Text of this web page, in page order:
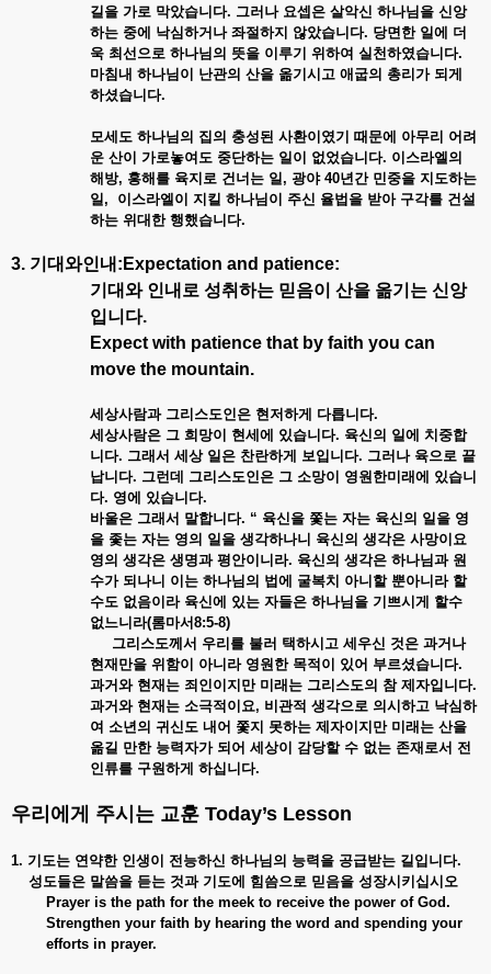
길을 가로 막았습니다. 그러나 요셉은 살악신 하나님을 신앙
하는 중에 낙심하거나 좌절하지 않았습니다. 당면한 일에 더
욱 최선으로 하나님의 뜻을 이루기 위하여 실천하였습니다.
마침내 하나님이 난관의 산을 옮기시고 애굽의 총리가 되게
하셨습니다.
모세도 하나님의 집의 충성된 사환이였기 때문에 아무리 어려
운 산이 가로놓여도 중단하는 일이 없었습니다. 이스라엘의
해방, 홍해를 육지로 건너는 일, 광야 40년간 민중을 지도하는
일, 이스라엘이 지킬 하나님이 주신 율법을 받아 구각를 건설
하는 위대한 행했습니다.
3. 기대와인내:Expectation and patience:
기대와 인내로 성취하는 믿음이 산을 옮기는 신앙
입니다.
Expect with patience that by faith you can
move the mountain.
세상사람과 그리스도인은 현저하게 다릅니다.
세상사람은 그 희망이 현세에 있습니다. 육신의 일에 치중합
니다. 그래서 세상 일은 찬란하게 보입니다. 그러나 육으로 끝
납니다. 그런데 그리스도인은 그 소망이 영원한미래에 있습니
다. 영에 있습니다.
바울은 그래서 말합니다. “ 육신을 쫓는 자는 육신의 일을 영
을 좇는 자는 영의 일을 생각하나니 육신의 생각은 사망이요
영의 생각은 생명과 평안이니라. 육신의 생각은 하나님과 원
수가 되나니 이는 하나님의 법에 굴복치 아니할 뿐아니라 할
수도 없음이라 육신에 있는 자들은 하나님을 기쁘시게 할수
없느니라(롬마서8:5-8)
그리스도께서 우리를 불러 택하시고 세우신 것은 과거나
현재만을 위함이 아니라 영원한 목적이 있어 부르셨습니다.
과거와 현재는 죄인이지만 미래는 그리스도의 참 제자입니다.
과거와 현재는 소극적이요, 비관적 생각으로 의시하고 낙심하
여 소년의 귀신도 내어 쫓지 못하는 제자이지만 미래는 산을
옮길 만한 능력자가 되어 세상이 감당할 수 없는 존재로서 전
인류를 구원하게 하십니다.
우리에게 주시는 교훈 Today’s Lesson
1. 기도는 연약한 인생이 전능하신 하나님의 능력을 공급받는 길입니다.
성도들은 말씀을 듣는 것과 기도에 힘씀으로 믿음을 성장시키십시오
Prayer is the path for the meek to receive the power of God.
Strengthen your faith by hearing the word and spending your
efforts in prayer.